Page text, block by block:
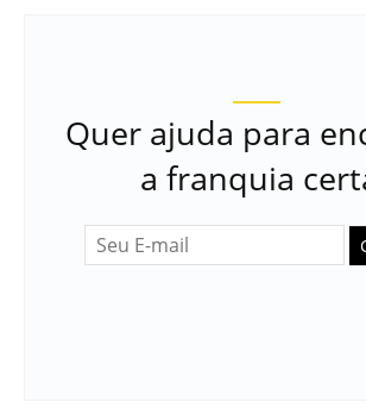
Quer ajuda para
a franquia